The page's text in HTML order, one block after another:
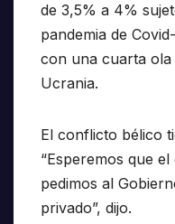
de 3,5% a 4%
pandemia de
con una cuarta
Ucrania.
El conflicto bélico
“Esperemos que
pedimos al
privado”, dijo.